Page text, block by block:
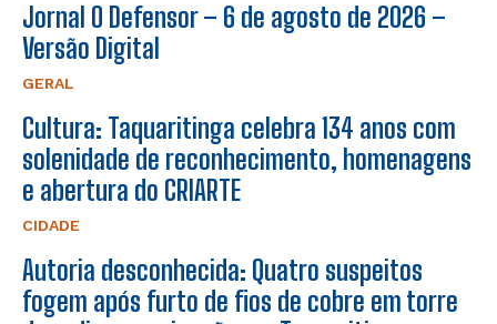
Jornal O Defensor – 6 de agosto de 2026 –
Versão Digital
GERAL
Cultura: Taquaritinga celebra 134 anos com
solenidade de reconhecimento, homenagens
e abertura do CRIARTE
CIDADE
Autoria desconhecida: Quatro suspeitos
fogem após furto de fios de cobre em torre